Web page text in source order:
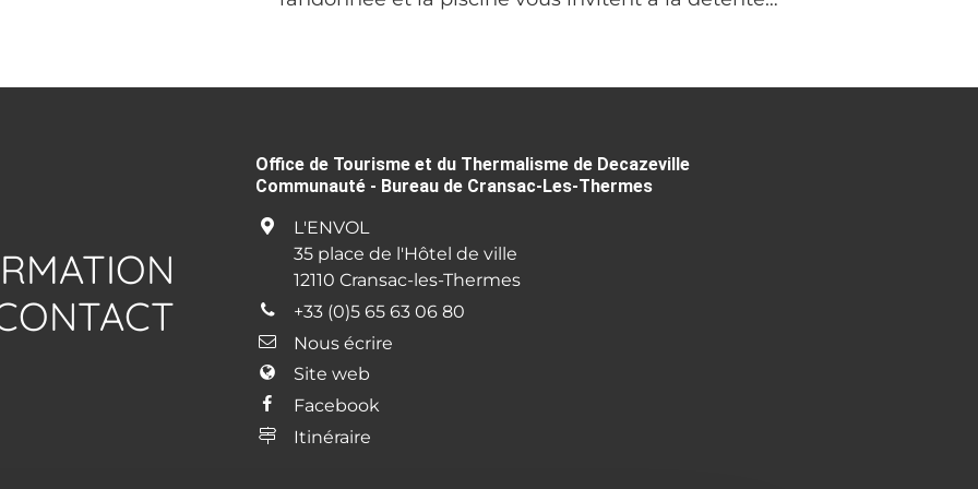
Office de Tourisme et du Thermalisme de Decazeville
Communauté - Bureau de Cransac-Les-Thermes
L'ENVOL
35 place de l'Hôtel de ville
12110 Cransac-les-Thermes
+33 (0)5 65 63 06 80
Nous écrire
Site web
Facebook
Itinéraire